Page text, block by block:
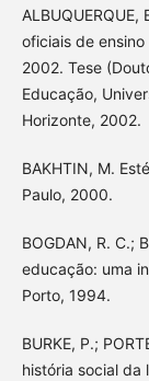
oficiais de
2002. Tese
Educação,
Horizonte, 2002.
BAKHTIN, M.
Paulo, 2000.
BOGDAN, R. C.;
educação: uma
Porto, 1994.
BURKE, P.;
história social da